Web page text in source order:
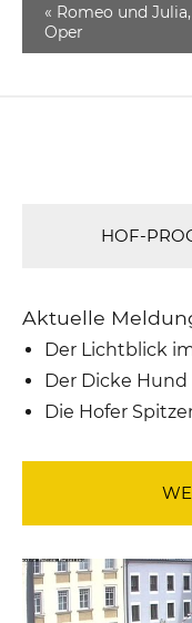
« Romeo und Julia,
Oper
HOF-
Aktuelle
Der Lichtblick
Der Dicke
Die Hofer